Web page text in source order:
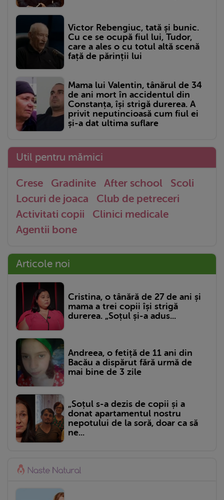
Victor Rebengiuc, tată și bunic.
Cu ce se ocupă fiul lui, Tudor,
care a ales o cu totul altă scenă
față de părinții lui
Mama lui Valentin, tânărul de 34
de ani mort în accidentul din
Constanța, își strigă durerea. A
privit neputincioasă cum fiul ei
și-a dat ultima suflare
Util pentru mămici
Crese Gradinite After school
Scoli
Locuri de joaca
Club de petreceri
Activitati copii
Clinici medicale
Agentii bone
Articole noi
Cristina, o tânără de 27 de ani și
mama a trei copii își strigă
durerea. „Soțul și-a adus...
Andreea, o fetiță de 11 ani din
Bacău a dispărut fără urmă de
mai bine de 3 zile
„Soțul s-a dezis de copii și a
donat apartamentul nostru
nepotului de la soră, doar ca să
ne...